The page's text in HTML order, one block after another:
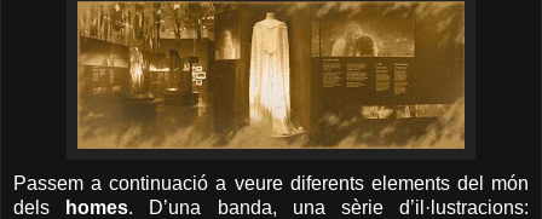
Passem a continuació a veure diferents elements del món
dels
homes. D’una banda, una sèrie d’il·lustracions: